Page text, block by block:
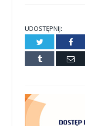
UDOSTĘPNIJ:
Twitter
Tumblr
E-